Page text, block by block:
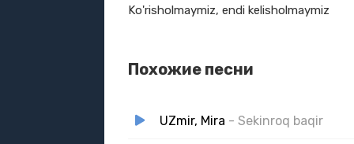
Ko'risholmaymiz, endi kelisholmaymiz
Похожие песни
UZmir, Mira - Sekinroq baqir